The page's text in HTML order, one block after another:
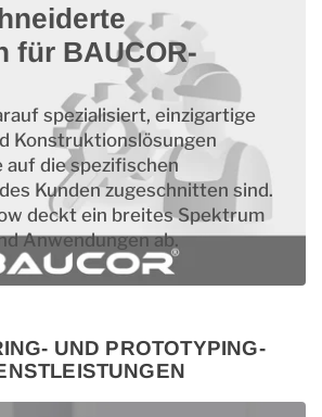
für BAUCOR-
spezialisiert, einzigartige
Konstruktionslösungen
auf die spezifischen
Kunden zugeschnitten sind.
deckt ein breites Spektrum
Anwendungen ab.
UND PROTOTYPING-